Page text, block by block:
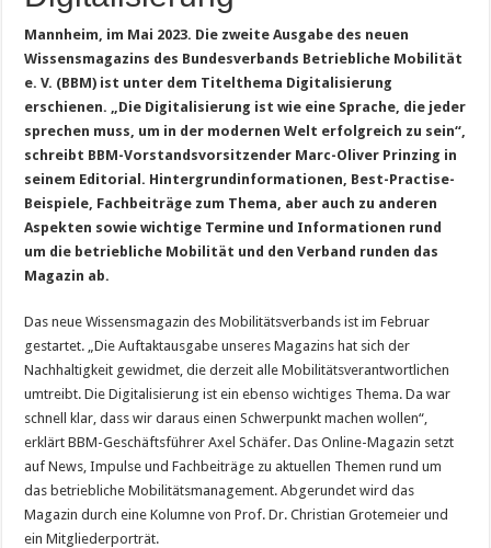
Mannheim, im Mai 2023. Die zweite Ausgabe des neuen
Wissensmagazins des Bundesverbands Betriebliche Mobilität
e. V. (BBM) ist unter dem Titelthema Digitalisierung
erschienen. „Die Digitalisierung ist wie eine Sprache, die jeder
sprechen muss, um in der modernen Welt erfolgreich zu sein“,
schreibt BBM-Vorstandsvorsitzender Marc-Oliver Prinzing in
seinem Editorial. Hintergrundinformationen, Best-Practise-
Beispiele, Fachbeiträge zum Thema, aber auch zu anderen
Aspekten sowie wichtige Termine und Informationen rund
um die betriebliche Mobilität und den Verband runden das
Magazin ab.
Das neue Wissensmagazin des Mobilitätsverbands ist im Februar
gestartet. „Die Auftaktausgabe unseres Magazins hat sich der
Nachhaltigkeit gewidmet, die derzeit alle Mobilitätsverantwortlichen
umtreibt. Die Digitalisierung ist ein ebenso wichtiges Thema. Da war
schnell klar, dass wir daraus einen Schwerpunkt machen wollen“,
erklärt BBM-Geschäftsführer Axel Schäfer. Das Online-Magazin setzt
auf News, Impulse und Fachbeiträge zu aktuellen Themen rund um
das betriebliche Mobilitätsmanagement. Abgerundet wird das
Magazin durch eine Kolumne von Prof. Dr. Christian Grotemeier und
ein Mitgliederporträt.